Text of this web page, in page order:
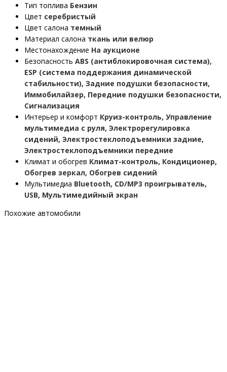
Тип топлива Бензин
Цвет серебристый
Цвет салона темный
Материал салона ткань или велюр
Местонахождение На аукционе
Безопасность ABS (антиблокировочная система),
ESP (система поддержания динамической
стабильности), Задние подушки безопасности,
Иммобилайзер, Передние подушки безопасности,
Сигнализация
Интерьер и комфорт Круиз-контроль, Управление
мультимедиа с руля, Электрорегулировка
сидений, Электростеклоподъемники задние,
Электростеклоподъемники передние
Климат и обогрев Климат-контроль, Кондиционер,
Обогрев зеркал, Обогрев сидений
Мультимедиа Bluetooth, CD/MP3 проигрыватель,
USB, Мультимедийный экран
Похожие автомобили